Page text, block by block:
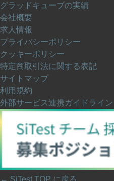
グラッドキューブの実績
会社概要
求人情報
プライバシーポリシー
クッキーポリシー
特定商取引法に関する表記
サイトマップ
利用規約
外部サービス連携ガイドライン
← SiTest TOP に戻る